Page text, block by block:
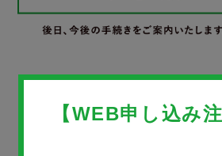
WEB申し込み
【WEB申し込み